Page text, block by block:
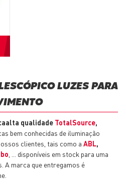
LUZES PARA
qualidade TotalSource
bem conhecidas de iluminação
clientes, tais como a ABL
, ... disponíveis em stock para uma
A marca que entregamos é